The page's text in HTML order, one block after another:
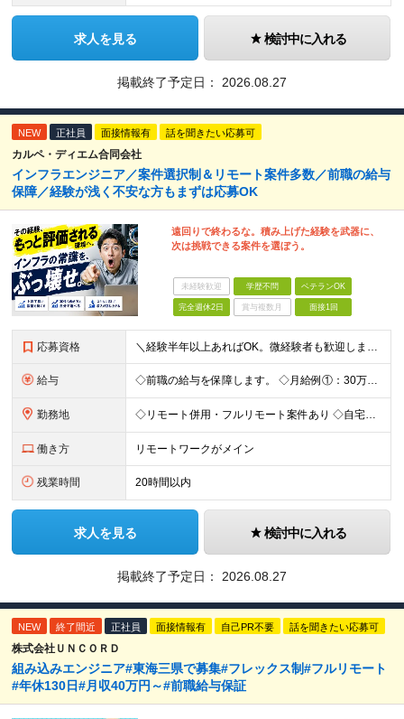
求人を見る 検討中に入れる
掲載終了予定日： 2026.08.27
NEW 正社員 面接情報有 話を聞きたい応募可
カルペ・ディエム合同会社
インフラエンジニア／案件選択制＆リモート案件多数／前職の給与
保障／経験が浅く不安な方もまずは応募OK
遠回りで終わるな。積み上げた経験を武器に、
次は挑戦できる案件を選ぼう。
未経験歓迎 学歴不問 ベテランOK
完全週休2日 賞与複数月 面接1回
応募資格 ＼経験半年以上あればOK。微経験者も歓迎します！／ ■ インフラエンジニアとしての経験がある方 （運用・構築・設計など工程不問／オンプレ・クラウド不問） ■ 学歴不問・第二新卒歓迎 ■ 社会人歴1
給与 ◇前職の給与を保障します。 ◇月給例①：30万～ ※経験1年程度を目安 ◇月給例②：41万～ ※経験3年程度を目安 ※試用期間6か月（給与・待遇の変動はありません。） ＼昇給について／ 案件単価の
勤務地 ◇リモート併用・フルリモート案件あり ◇自宅、または案件先（東京23区がメイン・埼玉・神奈川・千葉にもあり） ＼管理がなく自由な環境／ 日報はもちろん、帰社日の強制も一切なし！ 自分らしく働ける環境
働き方 リモートワークがメイン
残業時間 20時間以内
求人を見る 検討中に入れる
掲載終了予定日： 2026.08.27
NEW 終了間近 正社員 面接情報有 自己PR不要 話を聞きたい応募可
株式会社ＵＮＣＯＲＤ
組み込みエンジニア#東海三県で募集#フレックス制#フルリモート
#年休130日#月収40万円～#前職給与保証